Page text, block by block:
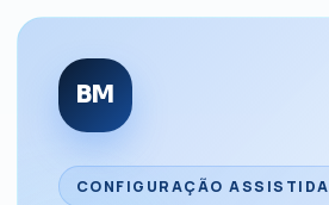
BM
CONFIGURAÇÃO ASSISTIDA